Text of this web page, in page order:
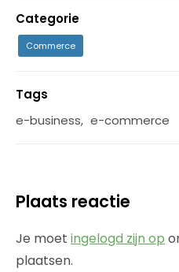
Categorie
Commerce
Tags
e-business, e-commerce
Plaats reactie
Je moet ingelogd zijn op
plaatsen.